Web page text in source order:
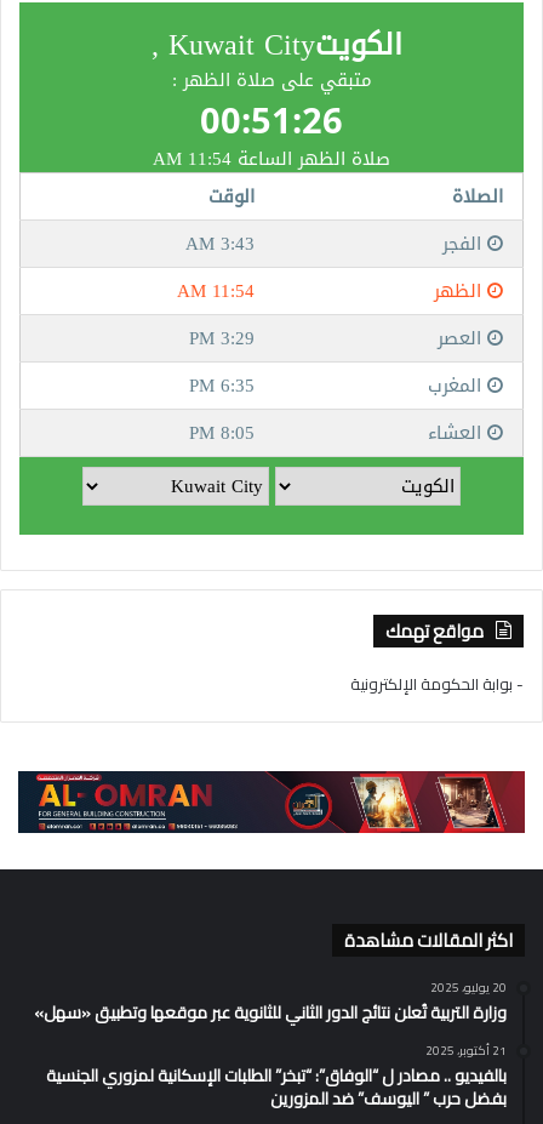
مواقع تهمك
- بوابة الحكومة الإلكترونية
اكثر المقالات مشاهدة
20 يوليو، 2025
وزارة التربية تُعلن نتائج الدور الثاني للثانوية عبر موقعها وتطبيق «سهل»
21 أكتوبر، 2025
بالفيديو .. مصادر ل “الوفاق”: “تبخر” الطلبات الإسكانية لمزوري الجنسية
بفضل حرب ” اليوسف” ضد المزورين